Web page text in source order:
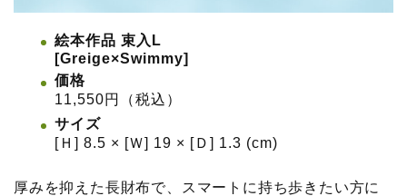
絵本作品 束入L
[Greige×Swimmy]
価格
11,550円（税込）
サイズ
[Ｈ] 8.5 × [Ｗ] 19 × [Ｄ] 1.3 (cm)
厚みを抑えた長財布で、スマートに持ち歩きたい方に